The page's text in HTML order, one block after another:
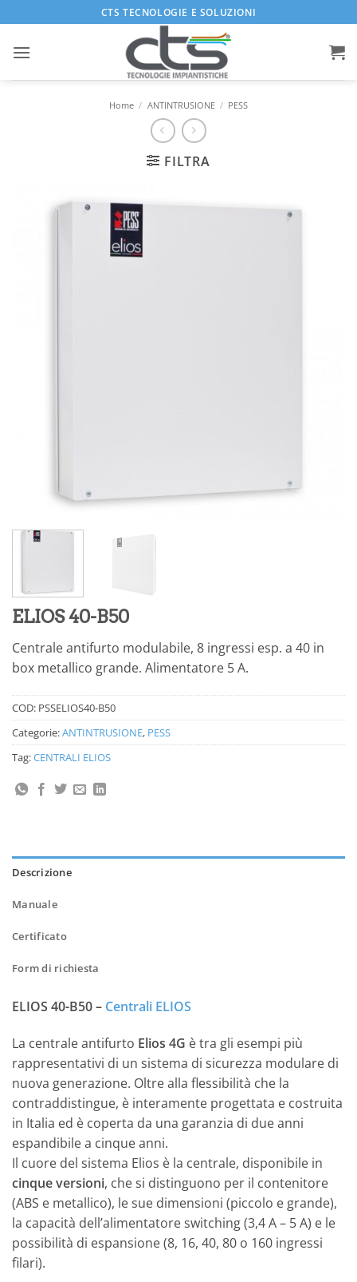
ai
contenuti
CTS TECNOLOGIE E SOLUZIONI
Home / ANTINTRUSIONE / PESS
FILTRA
ELIOS 40-B50
Centrale antifurto modulabile, 8 ingressi esp. a 40 in
box metallico grande. Alimentatore 5 A.
COD: PSSELIOS40-B50
Categorie:ANTINTRUSIONE, PESS
Tag:CENTRALI ELIOS
Descrizione
Manuale
Certificato
Form di richiesta
ELIOS 40-B50 – Centrali ELIOS
La centrale antifurto Elios 4G è tra gli esempi più
rappresentativi di un sistema di sicurezza modulare di
nuova generazione. Oltre alla flessibilità che la
contraddistingue, è interamente progettata e costruita
in Italia ed è coperta da una garanzia di due anni
espandibile a cinque anni.
Il cuore del sistema Elios è la centrale, disponibile in
cinque versioni, che si distinguono per il contenitore
(ABS e metallico), le sue dimensioni (piccolo e grande),
la capacità dell’alimentatore switching (3,4 A – 5 A) e le
possibilità di espansione (8, 16, 40, 80 o 160 ingressi
filari).